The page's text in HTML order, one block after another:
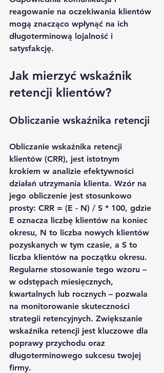
reagowanie na oczekiwania klientów
mogą znacząco wpłynąć na ich
długoterminową lojalność i
satysfakcję.
Jak mierzyć wskaźnik
retencji klientów?
Obliczanie wskaźnika retencji
Obliczanie wskaźnika retencji
klientów (CRR), jest istotnym
krokiem w analizie efektywności
działań utrzymania klienta. Wzór na
jego obliczenie jest stosunkowo
prosty: CRR = (E - N) / S * 100, gdzie
E oznacza liczbę klientów na koniec
okresu, N to liczba nowych klientów
pozyskanych w tym czasie, a S to
liczba klientów na początku okresu.
Regularne stosowanie tego wzoru –
w odstępach miesięcznych,
kwartalnych lub rocznych – pozwala
na monitorowanie skuteczności
strategii retencyjnych. Zwiększanie
wskaźnika retencji jest kluczowe dla
poprawy przychodu oraz
długoterminowego sukcesu twojej
firmy.